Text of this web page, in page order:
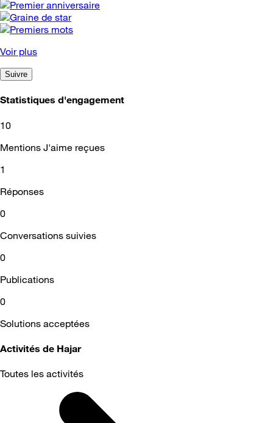
Voir plus
Suivre
Statistiques d'engagement
10
Mentions J'aime reçues
1
Réponses
0
Conversations suivies
0
Publications
0
Solutions acceptées
Activités de Hajar
Toutes les activités